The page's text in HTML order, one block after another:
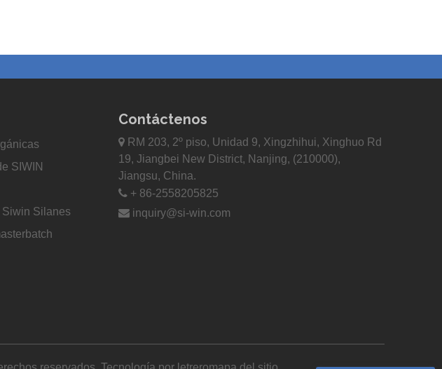
SIWIN
Siwin Silanes
Contáctenos
 RM 203, 2º piso, Unidad 9, Xingzhihui, Xinghuo Rd
19, Jiangbei New District, Nanjing, (210000),
Jiangsu, China.
 + 86-2558205825
 inquiry@si-win.com